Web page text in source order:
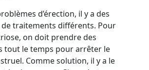
d’érection, il y a des
de traitements différents. Pour
on doit prendre des
tout le temps pour arrêter le
Comme solution, il y a le